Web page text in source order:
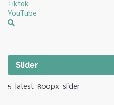
Tiktok
YouTube
Slider
5-latest-800px-slider